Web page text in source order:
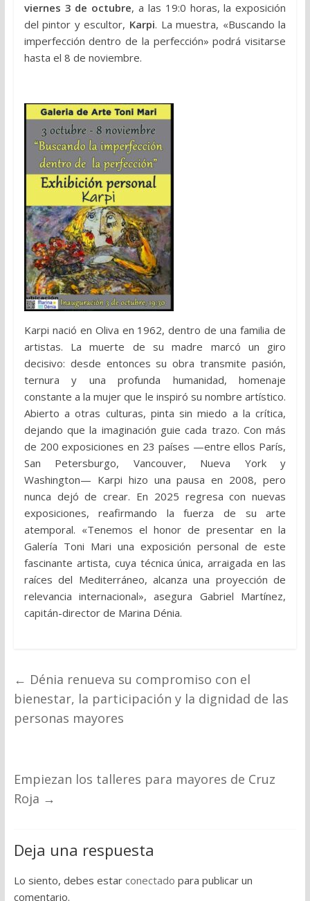
viernes 3 de octubre, a las 19:0 horas, la exposición
del pintor y escultor, Karpi. La muestra, «Buscando la
imperfección dentro de la perfección» podrá visitarse
hasta el 8 de noviembre.
Karpi nació en Oliva en 1962, dentro de una familia de
artistas. La muerte de su madre marcó un giro
decisivo: desde entonces su obra transmite pasión,
ternura y una profunda humanidad, homenaje
constante a la mujer que le inspiró su nombre artístico.
Abierto a otras culturas, pinta sin miedo a la crítica,
dejando que la imaginación guie cada trazo. Con más
de 200 exposiciones en 23 países —entre ellos París,
San Petersburgo, Vancouver, Nueva York y
Washington— Karpi hizo una pausa en 2008, pero
nunca dejó de crear. En 2025 regresa con nuevas
exposiciones, reafirmando la fuerza de su arte
atemporal. «Tenemos el honor de presentar en la
Galería Toni Mari una exposición personal de este
fascinante artista, cuya técnica única, arraigada en las
raíces del Mediterráneo, alcanza una proyección de
relevancia internacional», asegura Gabriel Martínez,
capitán-director de Marina Dénia.
← Dénia renueva su compromiso con el
bienestar, la participación y la dignidad de las
personas mayores
Empiezan los talleres para mayores de Cruz
Roja →
Deja una respuesta
Lo siento, debes estar conectado para publicar un
comentario.